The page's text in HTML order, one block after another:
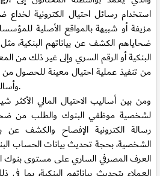
استخدام رسائل احتيال الكترونية لخداع
مزيفة أو شبيهة بالمواقع الأصلية
ضحاياهم الكشف عن بياناتهم البنكية،
البنكية أو الرقم السري وإلى غير ذلك من
من تنفيذ عملية احتيال معينة للحصول من
وأساليب غير مشروعة وغير نظامية.
ومن بين أساليب الاحتيال المالي
لشخصية موظفي البنوك والطلب من
رسالة الكترونية الإفصاح والكشف عن
الشخصية، بحجة تحديث بيانات الحساب
العرف المصرفي الساري على مستوى بنوك